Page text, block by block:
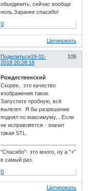
обьединить, сейчас вообще
ноль.Заранее спасибо!
0
Цитировать
Поделиться 105
19-01-
2018 20:28:18
Рождественский
Скорее, это качество
изображения такое.
Запустите пробную, всё
вылезет. Я бы разрешение
поднял по максимуму... Если
не исправляется - значит
такая STL.
"Спасибо"- это много, ну а "+"
в самый раз.
0
Цитировать